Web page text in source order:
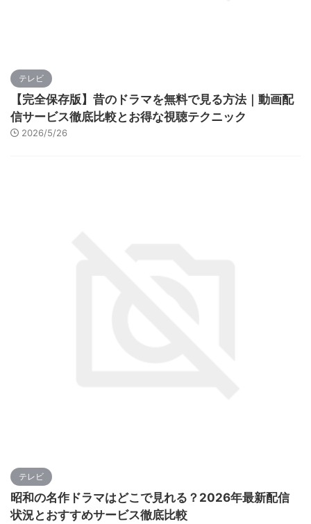
テレビ
【完全保存版】昔のドラマを無料で見る方法｜動画配
信サービス徹底比較とお得な視聴テクニック
2026/5/26
テレビ
昭和の名作ドラマはどこで見れる？2026年最新配信
状況とおすすめサービス徹底比較